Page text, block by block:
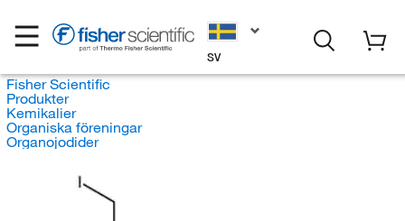
SV
Fisher Scientific
Produkter
Kemikalier
Organiska föreningar
Organojodider